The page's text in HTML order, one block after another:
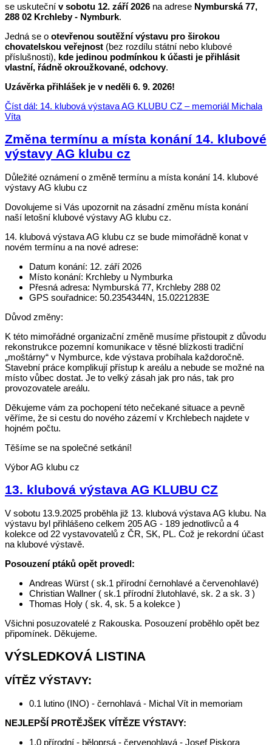
se uskuteční v sobotu 12. září 2026 na adrese Nymburská 77,
288 02 Krchleby - Nymburk.
Jedná se o otevřenou soutěžní výstavu pro širokou
chovatelskou veřejnost (bez rozdílu státní nebo klubové
příslušnosti), kde jedinou podmínkou k účasti je přihlásit
vlastní, řádně okroužkované, odchovy.
Uzávěrka přihlášek je v neděli 6. 9. 2026!
Číst dál: 14. klubová výstava AG KLUBU CZ – memoriál Michala
Víta
Změna termínu a místa konání 14. klubové
výstavy AG klubu cz
Důležité oznámení o změně termínu a místa konání 14. klubové
výstavy AG klubu cz
Dovolujeme si Vás upozornit na zásadní změnu místa konání
naší letošní klubové výstavy AG klubu cz.
14. klubová výstava AG klubu cz se bude mimořádně konat v
novém termínu a na nové adrese:
Datum konání: 12. září 2026
Místo konání: Krchleby u Nymburka
Přesná adresa: Nymburská 77, Krchleby 288 02
GPS souřadnice: 50.2354344N, 15.0221283E
Důvod změny:
K této mimořádné organizační změně musíme přistoupit z důvodu
rekonstrukce pozemní komunikace v těsné blízkosti tradiční
„moštárny“ v Nymburce, kde výstava probíhala každoročně.
Stavební práce komplikují přístup k areálu a nebude se možné na
místo vůbec dostat. Je to velký zásah jak pro nás, tak pro
provozovatele areálu.
Děkujeme vám za pochopení této nečekané situace a pevně
věříme, že si cestu do nového zázemí v Krchlebech najdete v
hojném počtu.
Těšíme se na společné setkání!
Výbor AG klubu cz
13. klubová výstava AG KLUBU CZ
V sobotu 13.9.2025 proběhla již 13. klubová výstava AG klubu. Na
výstavu byl přihlášeno celkem 205 AG - 189 jednotlivců a 4
kolekce od 22 vystavovatelů z ČR, SK, PL. Což je rekordní účast
na klubové výstavě.
Posouzení ptáků opět provedl:
Andreas Würst ( sk.1 přírodní černohlavé a červenohlavé)
Christian Wallner ( sk.1 přírodní žlutohlavé, sk. 2 a sk. 3 )
Thomas Holy ( sk. 4, sk. 5 a kolekce )
Všichni posuzovatelé z Rakouska. Posouzení proběhlo opět bez
připomínek. Děkujeme.
VÝSLEDKOVÁ LISTINA
VÍTĚZ VÝSTAVY:
0.1 lutino (INO) - černohlavá - Michal Vít in memoriam
NEJLEPŠÍ PROTĚJŠEK VÍTĚZE VÝSTAVY:
1.0 přírodní - běloprsá - červenohlavá - Josef Piskora